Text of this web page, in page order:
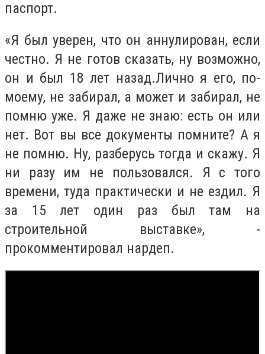
паспорт.
«Я был уверен, что он аннулирован, если
честно. Я не готов сказать, ну возможно,
он и был 18 лет назад.Лично я его, по-
моему, не забирал, а может и забирал, не
помню уже. Я даже не знаю: есть он или
нет. Вот вы все документы помните? А я
не помню. Ну, разберусь тогда и скажу. Я
ни разу им не пользовался. Я с того
времени, туда практически и не ездил. Я
за 15 лет один раз был там на
строительной выставке», -
прокомментировал нардеп.